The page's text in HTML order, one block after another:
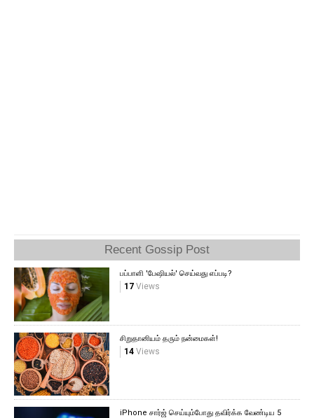
Recent Gossip Post
பப்பாளி 'பேஷியல்' செய்வது எப்படி?
17Views
சிறுதானியம் தரும் நன்மைகள்!
14Views
iPhone சார்ஜ் செய்யும்போது தவிர்க்க வேண்டிய 5